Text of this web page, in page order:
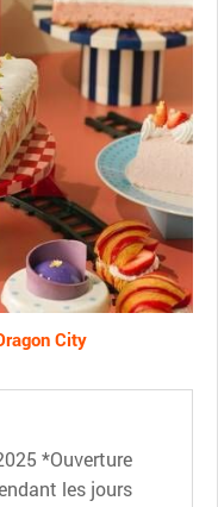
City
*Ouverture
les jours